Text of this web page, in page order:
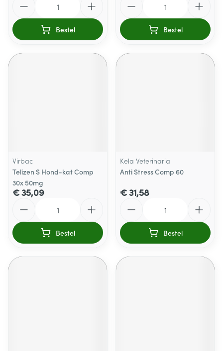
Bestel Bestel
Virbac
Telizen S Hond-kat Comp
30x 50mg
€ 35,09
Bestel
Kela Veterinaria
Anti Stress Comp 60
€ 31,58
Bestel